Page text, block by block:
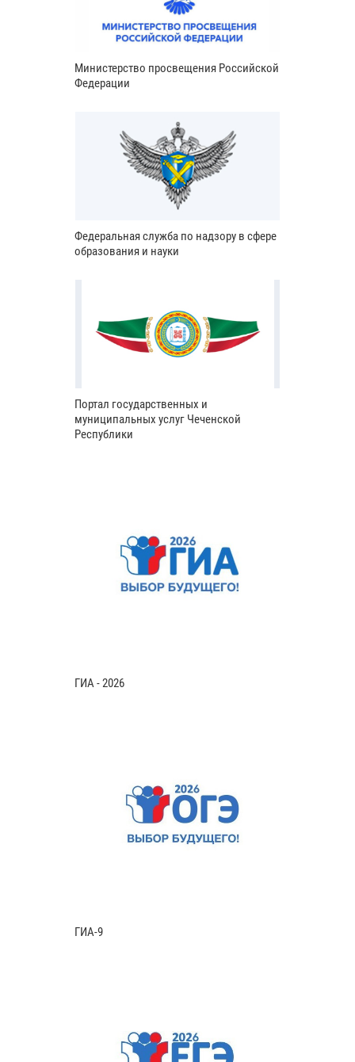
Министерство просвещения Российской
Федерации
Федеральная служба по надзору в сфере
образования и науки
Портал государственных и
муниципальных услуг Чеченской
Республики
ГИА - 2026
ГИА-9